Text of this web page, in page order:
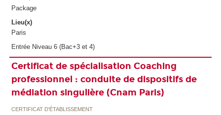
Package
Lieu(x)
Paris
Entrée Niveau 6 (Bac+3 et 4)
Certificat de spécialisation Coaching
professionnel : conduite de dispositifs de
médiation singulière (Cnam Paris)
CERTIFICAT D'ÉTABLISSEMENT